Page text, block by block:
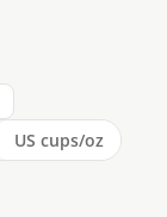
US cups/oz